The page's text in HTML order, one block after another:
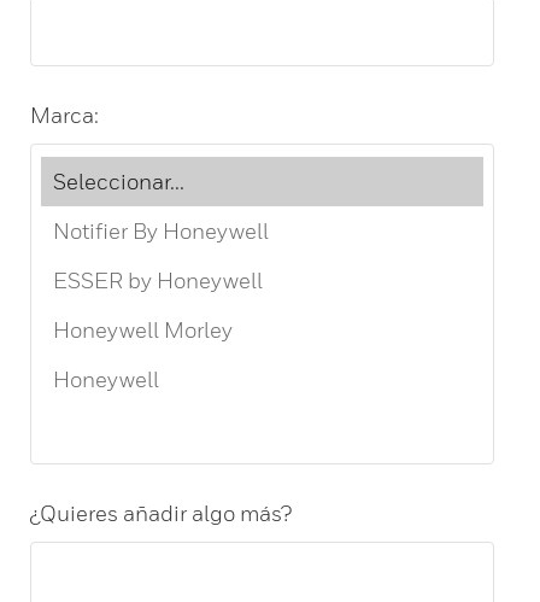
Marca:
¿Quieres añadir algo más?